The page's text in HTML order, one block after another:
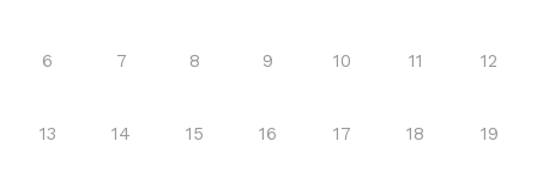
6 7 8 9 10 11 12
13 14 15 16 17 18 19